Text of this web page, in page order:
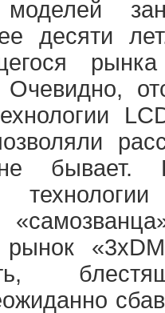
моделей
десяти
бывает.